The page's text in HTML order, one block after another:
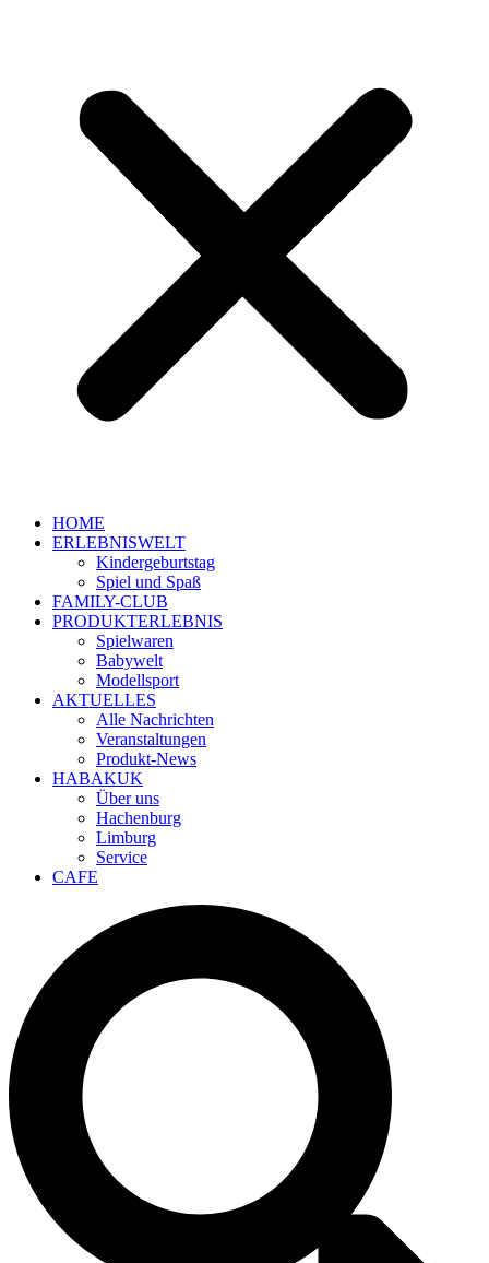
HOME
ERLEBNISWELT
Kindergeburtstag
Spiel und Spaß
FAMILY-CLUB
PRODUKTERLEBNIS
Spielwaren
Babywelt
Modellsport
AKTUELLES
Alle Nachrichten
Veranstaltungen
Produkt-News
HABAKUK
Über uns
Hachenburg
Limburg
Service
CAFE